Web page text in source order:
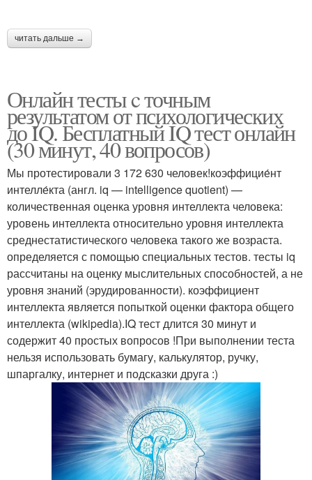
читать дальше →
Онлайн тесты c точным
результатом от психологических
до IQ. Бесплатный IQ тест онлайн
(30 минут, 40 вопросов)
Мы протестировали 3 172 630 человек!коэффицие́нт
интелле́кта (англ. iq — intelligence quotient) —
количественная оценка уровня интеллекта человека:
уровень интеллекта относительно уровня интеллекта
среднестатистического человека такого же возраста.
определяется с помощью специальных тестов. тесты iq
рассчитаны на оценку мыслительных способностей, а не
уровня знаний (эрудированности). коэффициент
интеллекта является попыткой оценки фактора общего
интеллекта (wikipedia).IQ тест длится 30 минут и
содержит 40 простых вопросов !При выполнении теста
нельзя использовать бумагу, калькулятор, ручку,
шпаргалку, интернет и подсказки друга :)